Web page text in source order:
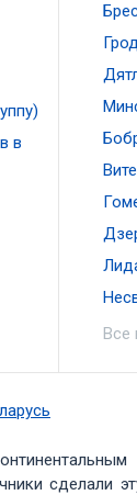
в
Все
сделали